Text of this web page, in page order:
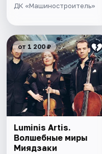
ДК «Машиностроитель»
от 1 200 ₽
Luminis Artis.
Волшебные миры
Миядзаки